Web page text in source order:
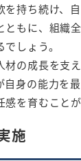
を持ち続け、
ともに、組織
しょう。
材の成長を支
自身の能力を
を育むことが
施